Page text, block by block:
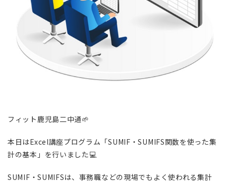
フィット鹿児島二中通🌱
本日はExcel講座プログラム「SUMIF・SUMIFS関数を使った集
計の基本」を行いました💻
SUMIF・SUMIFSは、事務職などの現場でもよく使われる集計